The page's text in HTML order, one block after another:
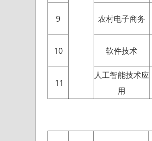
9 农村电子商务
10 软件技术
11
人工智能技术应
用